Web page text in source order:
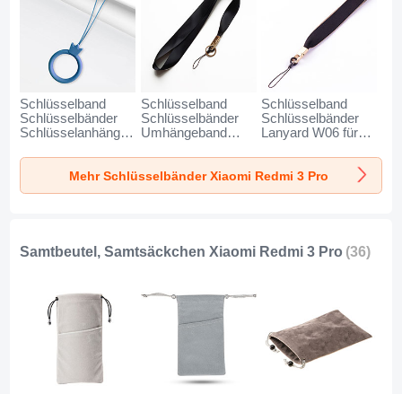
Schlüsselband
Schlüsselbänder
Schlüsselanhänger
für Xiaomi Redmi 3
Pro Blau
Schlüsselband
Schlüsselbänder
Umhängeband
Xiaomi Redmi 3
Pro Schwarz
Schlüsselband
Schlüsselbänder
Lanyard W06 für
Pro Schwarz
Mehr Schlüsselbänder Xiaomi Redmi 3 Pro
Samtbeutel, Samtsäckchen Xiaomi Redmi 3 Pro (36)